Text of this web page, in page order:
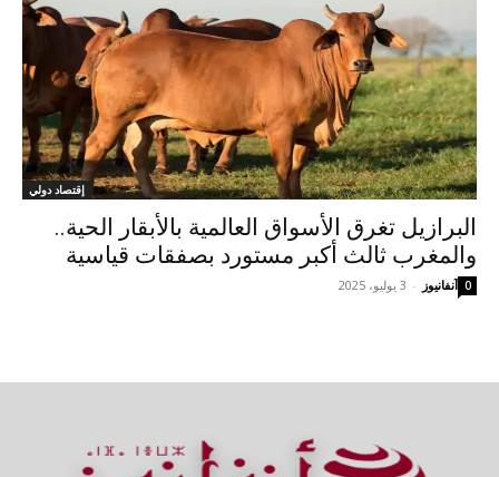
إقتصاد دولي
البرازيل تغرق الأسواق العالمية بالأبقار الحية..
والمغرب ثالث أكبر مستورد بصفقات قياسية
آنفانيوز - 3 يوليو، 2025 0